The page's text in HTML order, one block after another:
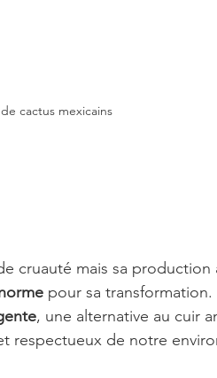
cactus mexicains
cruauté mais sa production
pour sa
, une alternative au cuir
respectueux de notre